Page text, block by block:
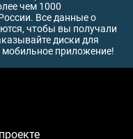
чем 1000
Все данные о
чтобы вы получали
диски для
мобильное приложение!